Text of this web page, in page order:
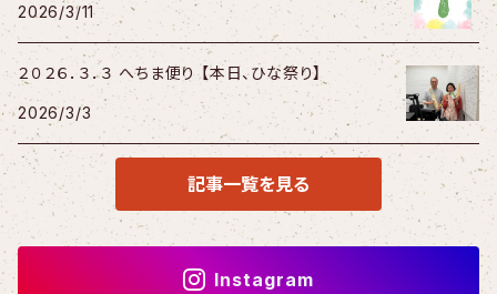
2026/3/11
２０２６．３．３ へちま便り 【本日、ひな祭り】
2026/3/3
記事一覧を見る
Instagram